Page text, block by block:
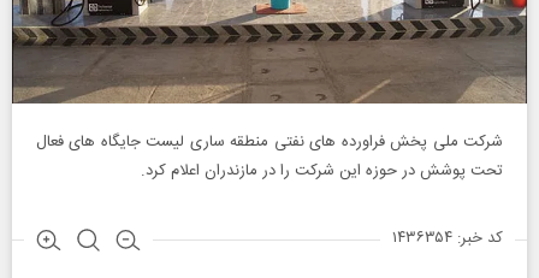
شرکت ملی پخش فراورده های نفتی منطقه ساری لیست جایگاه های فعال
تحت پوشش در حوزه این شرکت را در مازندران اعلام کرد.
کد خبر: ۱۴۳۶۳۵۴